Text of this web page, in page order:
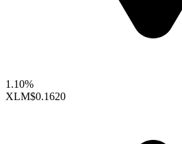
1.10%
XLM$0.1620